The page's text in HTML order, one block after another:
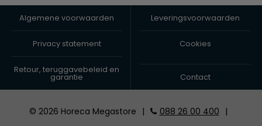
Algemene voorwaarden Leveringsvoorwaarden
Privacy statement Cookies
Retour, teruggavebeleid en
garantie Contact
© 2026 Horeca Megastore | 088 26 00 400
|